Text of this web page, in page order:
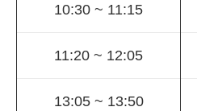
10:30 ~ 11:15
11:20 ~ 12:05
13:05 ~ 13:50